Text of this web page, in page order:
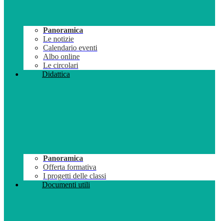
Panoramica
Le notizie
Calendario eventi
Albo online
Le circolari
Didattica
Panoramica
Offerta formativa
I progetti delle classi
Documenti utili